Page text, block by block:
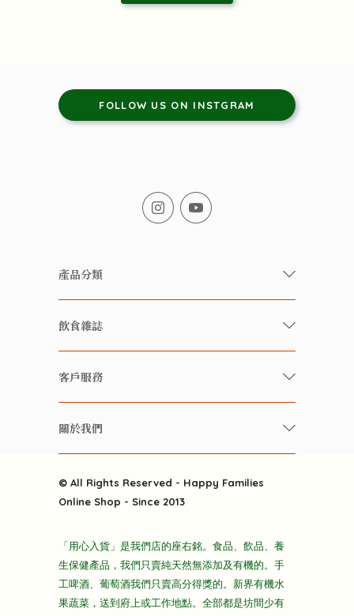
FOLLOW US ON INSTGRAM
產品分類
有機/無農藥新鮮蔬果
有機 / 無添加飲品
養生保健好東西
酒類
雜貨部
折上折大特價
主頁
飲食雜誌
快樂家庭 飲食雜誌
雲南搜食記
粒粒皆辛苦
快樂電視台
客戶服務
常見問題
關於我們
送貨
隱私政策
© All Rights Reserved - Happy Families
Online Shop - Since 2013
「用心入貨」是我們店的座右銘。食品、飲品、養
生保健產品，我們只賣純天然無添加及有機的。手
工啤酒、葡萄酒我們只賣高分得獎的。新界有機水
果蔬菜，送到府上或工作地點。全部都是坊間少有